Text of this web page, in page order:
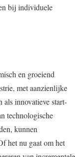
bij individuele
en groeiend
met aanzienlijke
als innovatieve start-
technologische
kunnen
het nu gaat om het